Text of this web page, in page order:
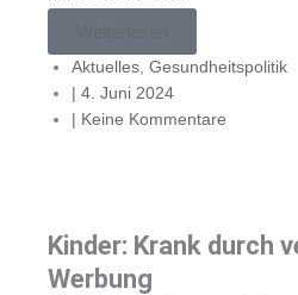
Weiterlesen
Aktuelles, Gesundheitspolitik
4. Juni 2024
Keine Kommentare
Kinder: Krank durch
Werbung